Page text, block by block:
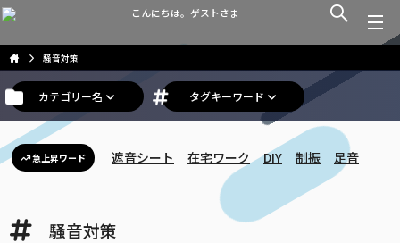
こんにちは。ゲストさま
騒音対策
カテゴリー名 タグキーワード
急上昇ワード 遮音シート 在宅ワーク DIY 制振 足音
騒音対策